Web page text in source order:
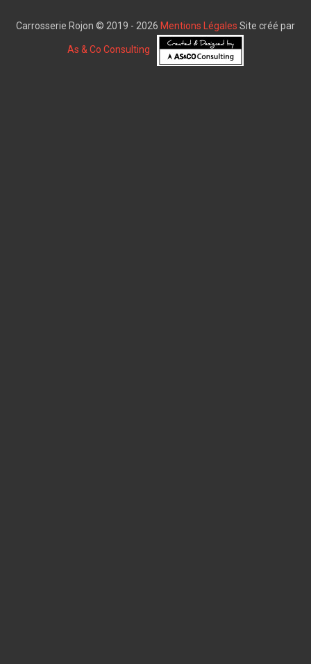
Carrosserie Rojon © 2019 - 2026 Mentions Légales Site créé par
As & Co Consulting